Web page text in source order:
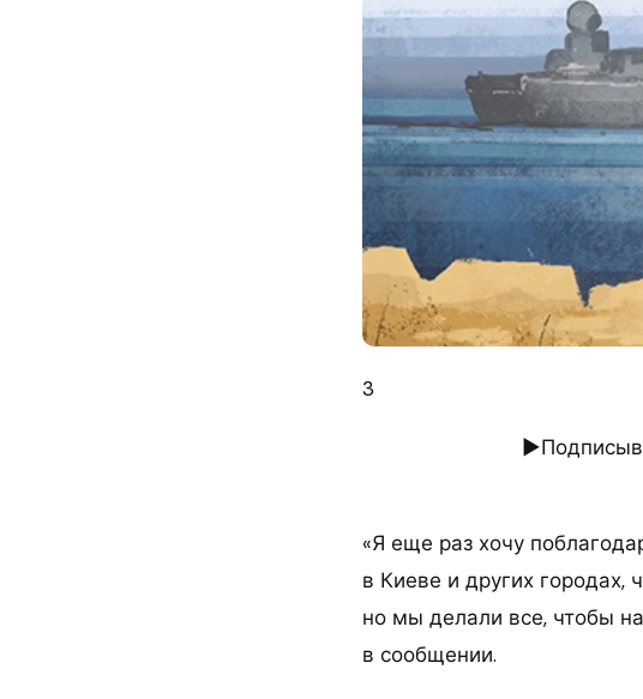
3
«Я еще раз хочу
в Киеве и других городах,
но мы делали все, чтобы
в сообщении.